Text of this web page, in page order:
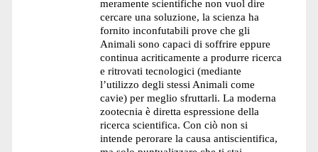
meramente scientifiche non vuol dire
cercare una soluzione, la scienza ha
fornito inconfutabili prove che gli
Animali sono capaci di soffrire eppure
continua acriticamente a produrre ricerca
e ritrovati tecnologici (mediante
l’utilizzo degli stessi Animali come
cavie) per meglio sfruttarli. La moderna
zootecnia è diretta espressione della
ricerca scientifica. Con ciò non si
intende perorare la causa antiscientifica,